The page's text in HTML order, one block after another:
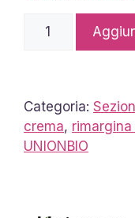
Dog
Categoria:
crema,
UNIONBIO